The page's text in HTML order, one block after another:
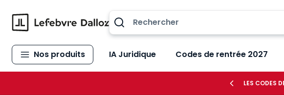
Nos produits IA Juridique Codes de rentrée 2027
LES CODES